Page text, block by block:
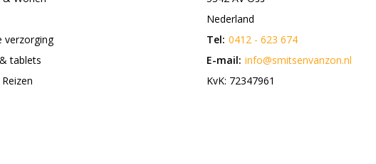
verzorging
tablets
Nederland
Tel: 0412 - 623 674
E-mail: info@smitsenvanzon.nl
KvK: 72347961